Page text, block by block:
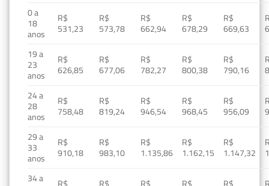
0 a
18
anos
R$
531,23
R$
573,78
R$
662,94
R$
678,29
R$
669,63
19 a
23
anos
R$
626,85
R$
677,06
R$
782,27
R$
800,38
R$
790,16
24 a
28
anos
R$
758,48
R$
819,24
R$
946,54
R$
968,45
R$
956,09
29 a
33
anos
R$
910,18
R$
983,10
R$
1.135,86
R$
1.162,15
R$
1.147,32
34 a